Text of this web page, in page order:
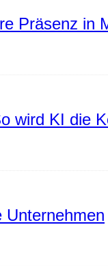
Präsenz in
wird KI die
Unternehmen